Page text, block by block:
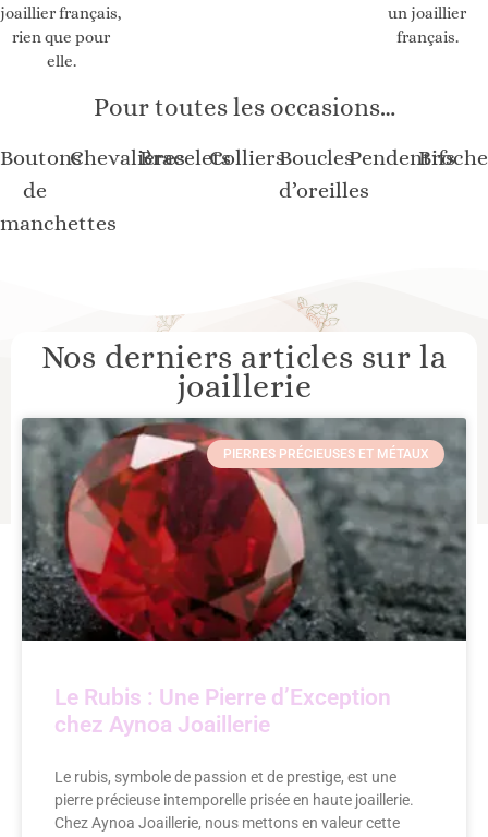
joaillier français,
rien que pour
elle.
un joaillier
français.
Pour toutes les occasions…
Boutons
de
manchettes
ChevalièresBraceletsColliersBoucles
d’oreilles
Pendentifs
Nos derniers articles sur la
joaillerie
PIERRES PRÉCIEUSES ET MÉTAUX
Le Rubis : Une Pierre d’Exception
chez Aynoa Joaillerie
Le rubis, symbole de passion et de prestige, est une
pierre précieuse intemporelle prisée en haute joaillerie.
Chez Aynoa Joaillerie, nous mettons en valeur cette